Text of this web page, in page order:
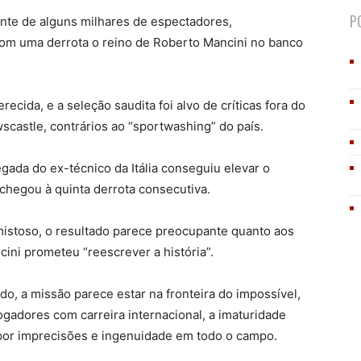
de alguns milhares de espectadores,
uma derrota o reino de Roberto Mancini no banco
e a seleção saudita foi alvo de críticas fora do
contrários ao “sportwashing” do país.
do ex-técnico da Itália conseguiu elevar o
à quinta derrota consecutiva.
o resultado parece preocupante quanto aos
prometeu “reescrever a história”.
a missão parece estar na fronteira do impossível,
com carreira internacional, a imaturidade
imprecisões e ingenuidade em todo o campo.